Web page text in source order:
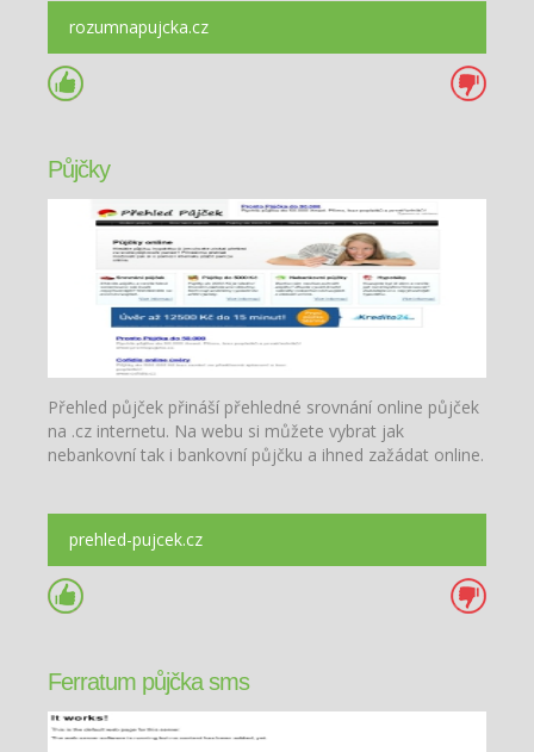
rozumnapujcka.cz
Půjčky
Přehled půjček přináší přehledné srovnání online půjček
na .cz internetu. Na webu si můžete vybrat jak
nebankovní tak i bankovní půjčku a ihned zažádat online.
prehled-pujcek.cz
Ferratum půjčka sms